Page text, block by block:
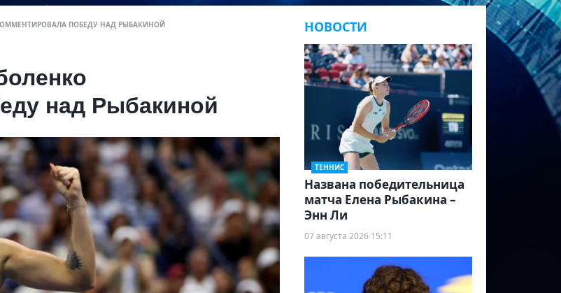
ПОБЕДУ НАД РЫБАКИНОЙ
над Рыбакиной
НОВОСТИ
ТЕННИС
Названа победительница
матча Елена Рыбакина –
Энн Ли
07 августа 2026 15:11